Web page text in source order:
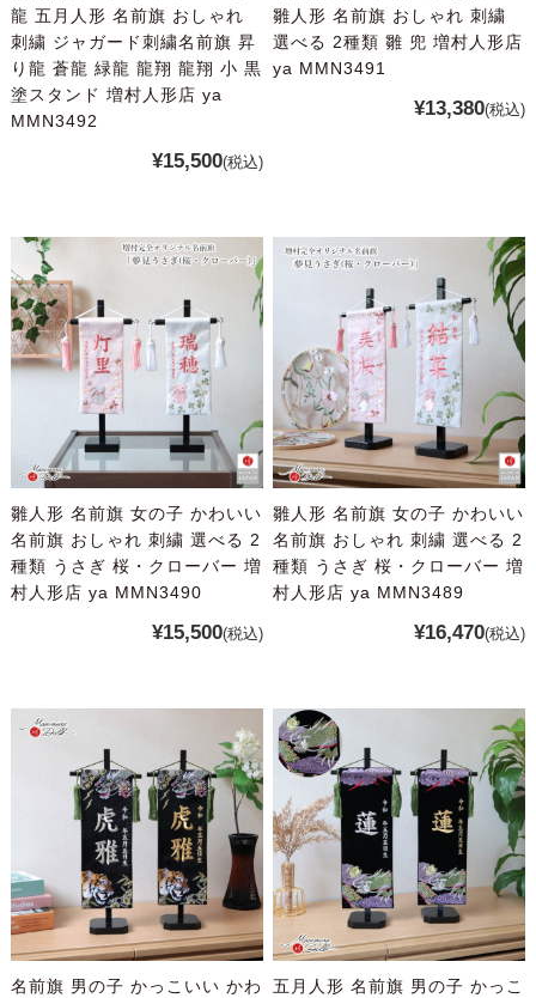
龍 五月人形 名前旗 おしゃれ
刺繍 ジャガード刺繍名前旗 昇
り龍 蒼龍 緑龍 龍翔 龍翔 小 黒
塗スタンド 増村人形店 ya
MMN3492
¥15,500(税込)
雛人形 名前旗 おしゃれ 刺繍
選べる 2種類 雛 兜 増村人形店
ya MMN3491
¥13,380(税込)
雛人形 名前旗 女の子 かわいい
名前旗 おしゃれ 刺繍 選べる 2
種類 うさぎ 桜・クローバー 増
村人形店 ya MMN3490
¥15,500(税込)
雛人形 名前旗 女の子 かわいい
名前旗 おしゃれ 刺繍 選べる 2
種類 うさぎ 桜・クローバー 増
村人形店 ya MMN3489
¥16,470(税込)
名前旗 男の子 かっこいい かわ
五月人形 名前旗 男の子 かっこ